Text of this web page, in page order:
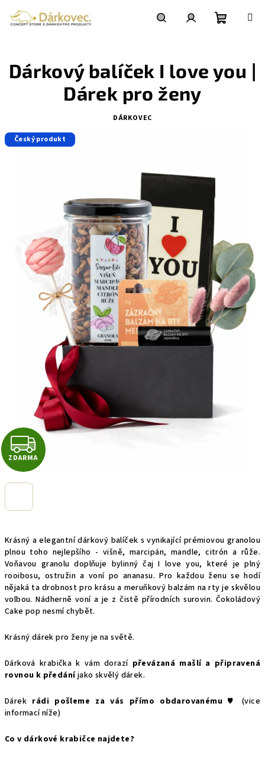
obsah
košík
Krásný a elegantní dárkový balíček s vynikající prémiovou granolou
plnou toho nejlepšího - višně, marcipán, mandle, citrón a růže.
Voňavou granolu doplňuje bylinný čaj I love you, které je plný
rooibosu, ostružin a voní po ananasu. Pro každou ženu se hodí
nějaká ta drobnost pro krásu a meruňkový balzám na rty je skvělou
volbou. Nádherně voní a je z čistě přírodních surovin. Čokoládový
Cake pop nesmí chybět.
Krásný dárek pro ženy je na světě.
Dárková krabička k vám dorazí převázaná mašlí a připravená
rovnou k předáníjako skvělý dárek.
Dárek rádi pošleme za vás přímo obdarovanému ♥ (vice
informací níže)
Co v dárkové krabičce najdete?
Dárkový balíček I love you |
Dárek pro ženy
DÁRKOVEC
Český produkt
Z
D
M
A
ZDARMA